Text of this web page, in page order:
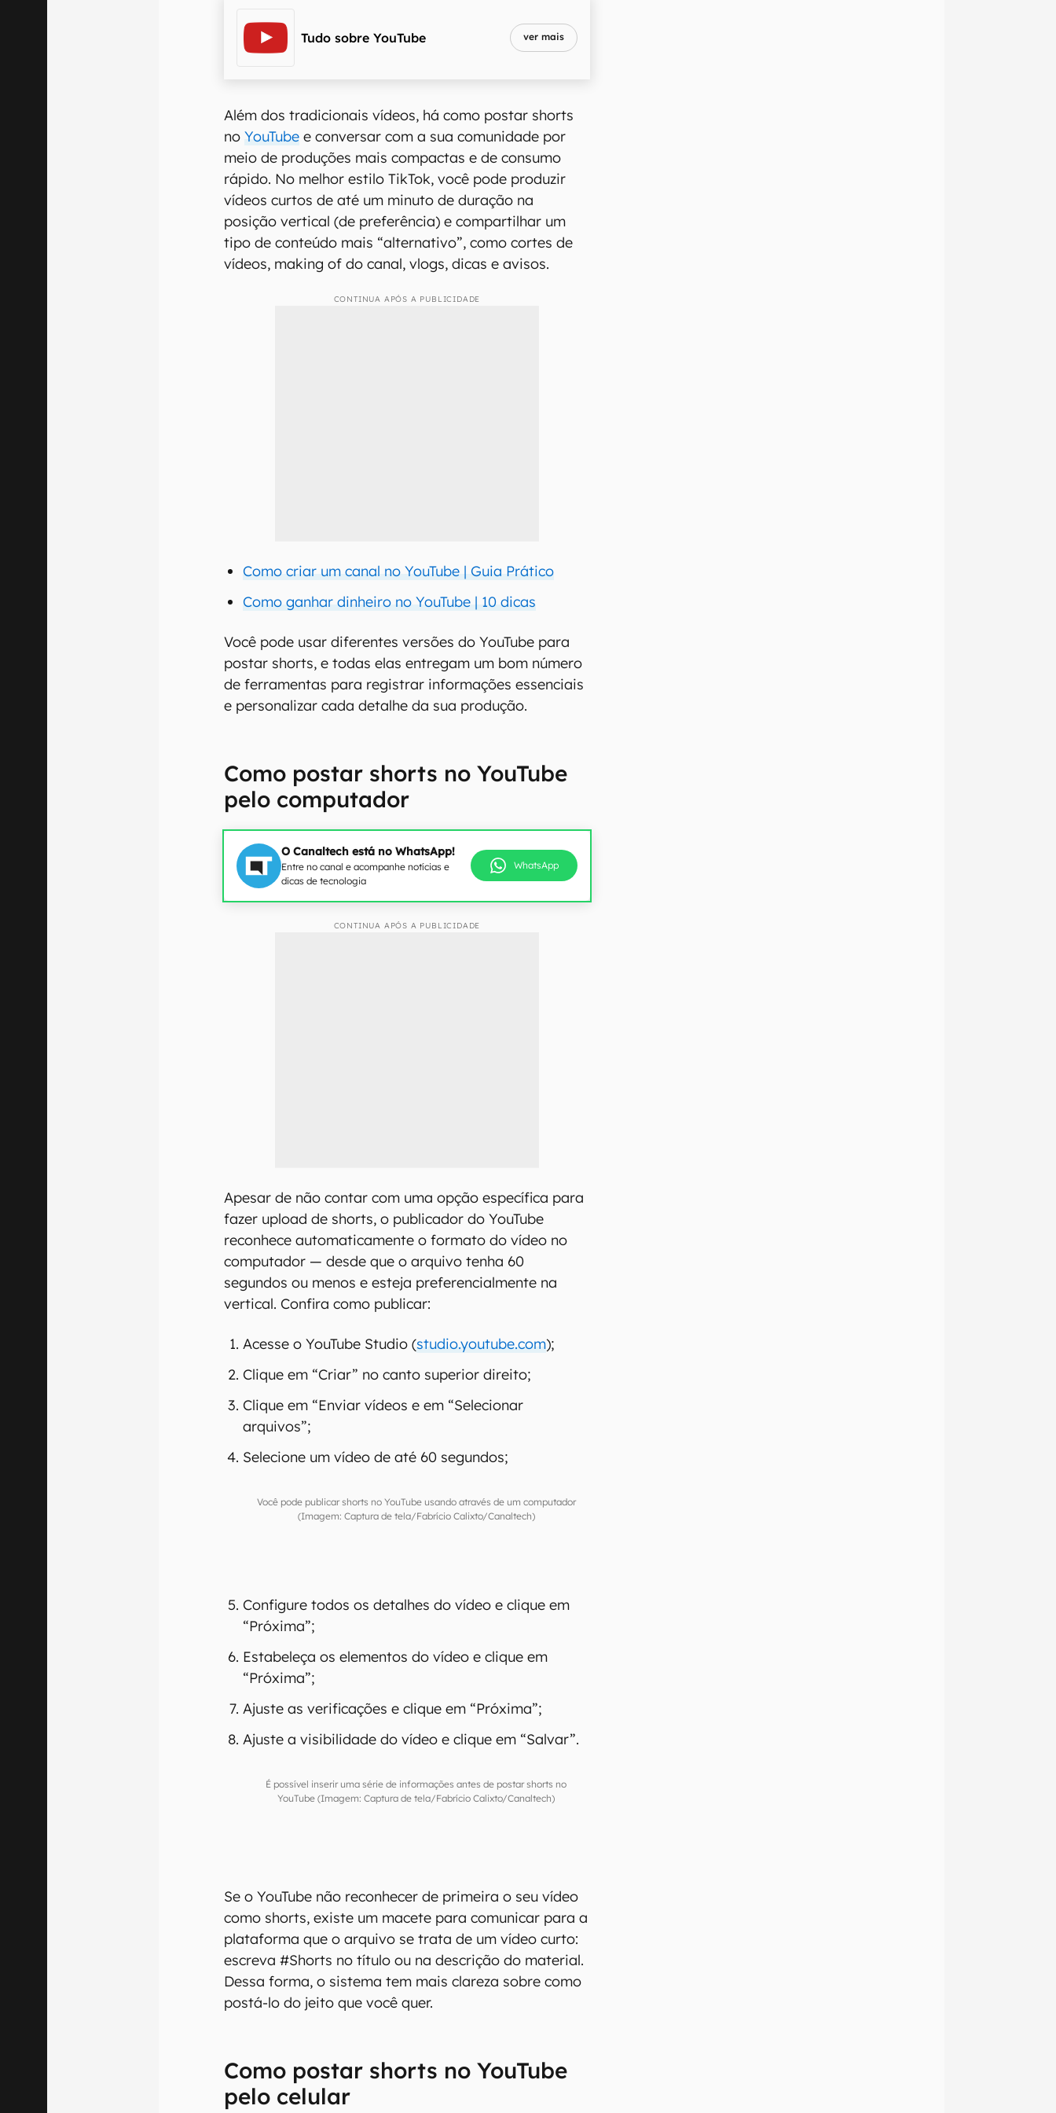
Tudo sobre YouTube ver mais
Além dos tradicionais vídeos, há como postar shorts
noYouTube e conversar com a sua comunidade por
meio de produções mais compactas e de consumo
rápido. No melhor estilo TikTok, você pode produzir
vídeos curtos de até um minuto de duração na
posição vertical (de preferência) e compartilhar um
tipo de conteúdo mais “alternativo”, como cortes de
vídeos, making of do canal, vlogs, dicas e avisos.
CONTINUA APÓS A PUBLICIDADE
Como criar um canal no YouTube | Guia Prático
Como ganhar dinheiro no YouTube | 10 dicas
Você pode usar diferentes versões do YouTube para
postar shorts, e todas elas entregam um bom número
de ferramentas para registrar informações essenciais
e personalizar cada detalhe da sua produção.
Como postar shorts no YouTube
pelo computador
O Canaltech está no WhatsApp!
Entre no canal e acompanhe notícias e
dicas de tecnologia
WhatsApp
CONTINUA APÓS A PUBLICIDADE
Apesar de não contar com uma opção específica para
fazer upload de shorts, o publicador do YouTube
reconhece automaticamente o formato do vídeo no
computador — desde que o arquivo tenha 60
segundos ou menos e esteja preferencialmente na
vertical. Confira como publicar:
Acesse o YouTube Studio (studio.youtube.com);
Clique em “Criar” no canto superior direito;
Clique em “Enviar vídeos e em “Selecionar
arquivos”;
Selecione um vídeo de até 60 segundos;
Você pode publicar shorts no YouTube usando através de um computador
(Imagem: Captura de tela/Fabrício Calixto/Canaltech)
Configure todos os detalhes do vídeo e clique em
“Próxima”;
Estabeleça os elementos do vídeo e clique em
“Próxima”;
Ajuste as verificações e clique em “Próxima”;
Ajuste a visibilidade do vídeo e clique em “Salvar”.
É possível inserir uma série de informações antes de postar shorts no
YouTube (Imagem: Captura de tela/Fabrício Calixto/Canaltech)
Se o YouTube não reconhecer de primeira o seu vídeo
como shorts, existe um macete para comunicar para a
plataforma que o arquivo se trata de um vídeo curto:
escreva #Shorts no título ou na descrição do material.
Dessa forma, o sistema tem mais clareza sobre como
postá-lo do jeito que você quer.
Como postar shorts no YouTube
pelo celular